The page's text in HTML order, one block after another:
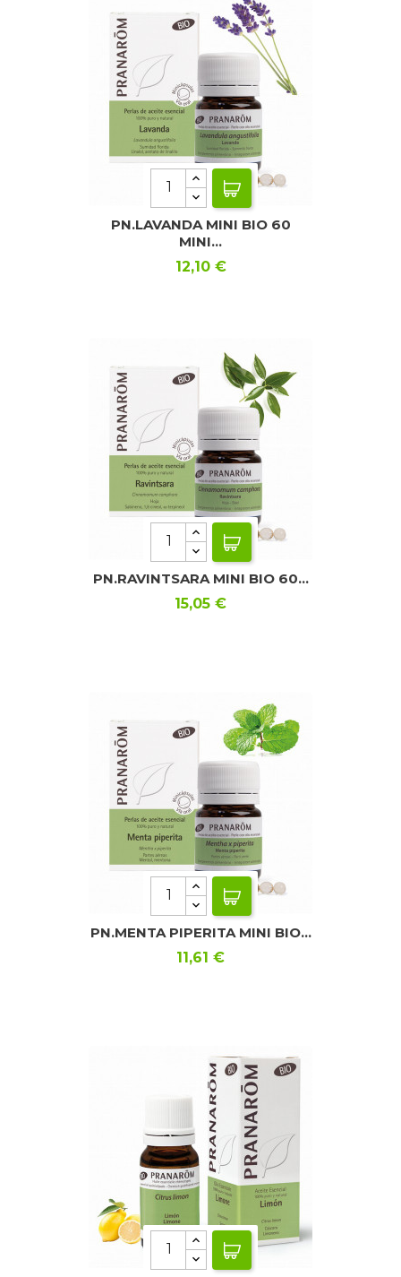
PN.LAVANDA MINI BIO 60
MINI...
Precio
12,10 €
PN.RAVINTSARA MINI BIO 60...
Precio
15,05 €
PN.MENTA PIPERITA MINI BIO...
Precio
11,61 €